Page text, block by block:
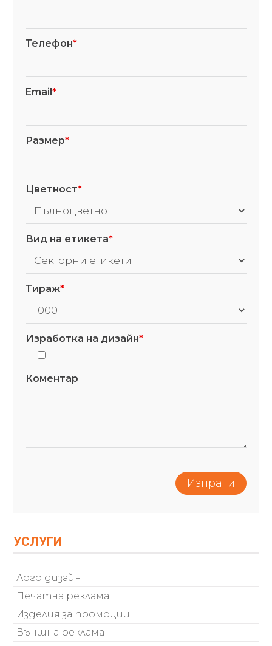
Телефон*
Email*
Размер*
Цветност*
Вид на етикета*
Тираж*
Изработка на дизайн*
Коментар
УСЛУГИ
Лого дизайн
Печатна реклама
Изделия за промоции
Външна реклама